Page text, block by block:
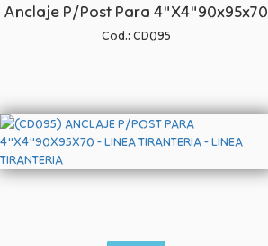
Anclaje P/post Para 4"x4"90x95x70
Cod.: CD095